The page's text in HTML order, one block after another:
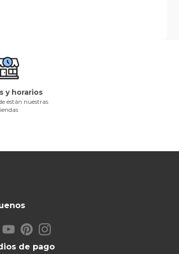
y horarios
están nuestras
de pago